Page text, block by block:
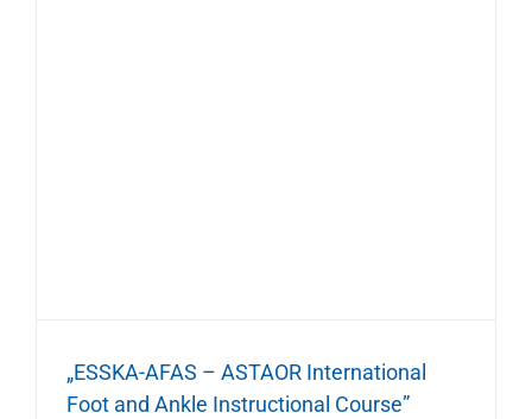
„ESSKA-AFAS – ASTAOR International
Foot and Ankle Instructional Course”